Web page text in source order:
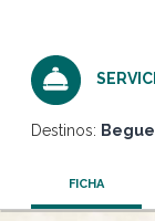
Destinos:
FICHA